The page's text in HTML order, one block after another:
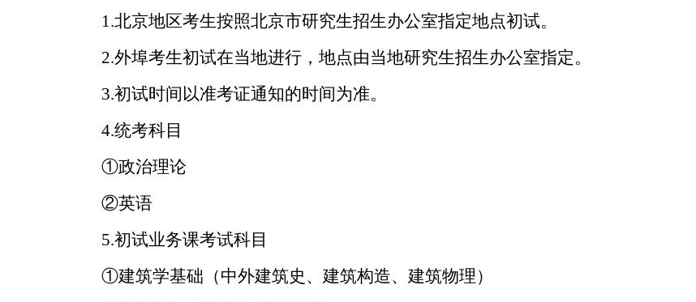
1.北京地区考生按照北京市研究生招生办公室指定地点初试。
2.外埠考生初试在当地进行，地点由当地研究生招生办公室指定。
3.初试时间以准考证通知的时间为准。
4.统考科目
①政治理论
②英语
5.初试业务课考试科目
①建筑学基础（中外建筑史、建筑构造、建筑物理）